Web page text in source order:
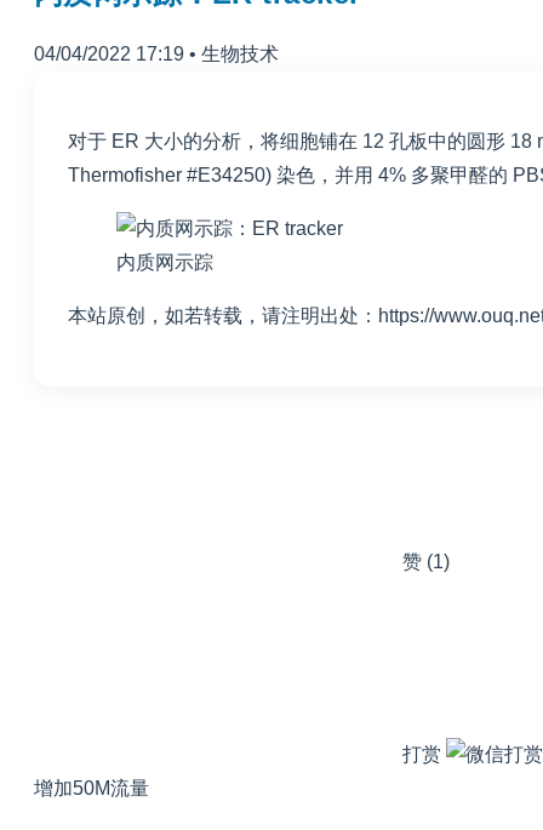
04/04/2022 17:19 • 生物技术
对于 ER 大小的分析，将细胞铺在 12 孔板中的圆形
Thermofisher #E34250) 染色，并用 4% 多聚甲醛的
内质网示踪
本站原创，如若转载，请注明出处：https://
赞 (1)
打赏
增加50M流量